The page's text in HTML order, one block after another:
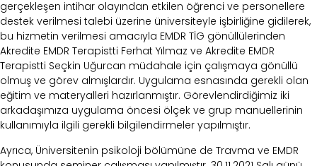
gerçekleşen intihar olayından etkilen öğrenci ve personellere
destek verilmesi talebi üzerine üniversiteyle işbirliğine gidilerek,
bu hizmetin verilmesi amacıyla EMDR TİG gönüllülerinden
Akredite EMDR Terapistti Ferhat Yılmaz ve Akredite EMDR
Terapistti Seçkin Uğurcan müdahale için çalışmaya gönüllü
olmuş ve görev almışlardır. Uygulama esnasında gerekli olan
eğitim ve materyalleri hazırlanmıştır. Görevlendirdiğimiz iki
arkadaşımıza uygulama öncesi ölçek ve grup manuellerinin
kullanımıyla ilgili gerekli bilgilendirmeler yapılmıştır.
Ayrıca, Üniversitenin psikoloji bölümüne de Travma ve EMDR